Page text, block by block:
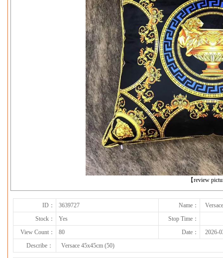
【review
下一张
ID： 3639727 Name：
Stock：
Yes
Stop Time：
View Count：
80 Date：
2026-
Describe：
Versace 45x45cm (50)